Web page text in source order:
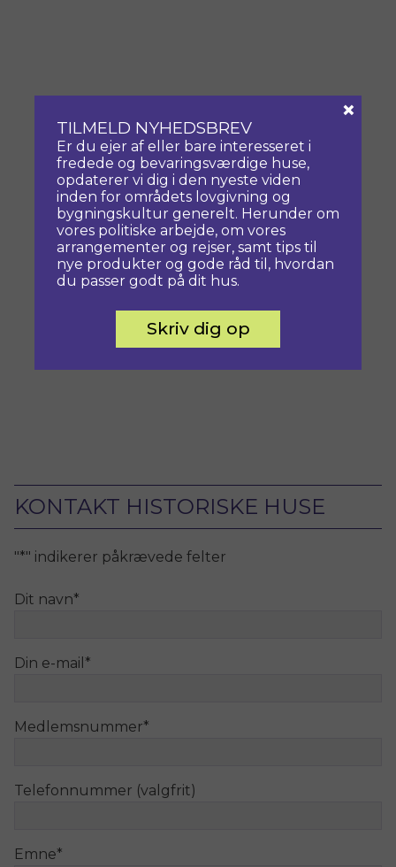
KONTAKT HISTORISKE HUSE
"*" indikerer påkrævede felter
Dit navn*
Din e-mail *
Medlemsnummer*
Telefonnummer (valgfrit)
Emne*
TILMELD NYHEDSBREV
Er du ejer af eller bare interesseret i
fredede og bevaringsværdige huse,
opdaterer vi dig i den nyeste viden
inden for områdets lovgivning og
bygningskultur generelt. Herunder om
vores politiske arbejde, om vores
arrangementer og rejser, samt tips til
nye produkter og gode råd til, hvordan
du passer godt på dit hus.
Skriv dig op
×